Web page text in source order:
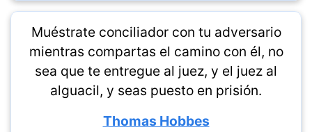
Muéstrate conciliador con tu adversario
mientras compartas el camino con él, no
sea que te entregue al juez, y el juez al
alguacil, y seas puesto en prisión.
Thomas Hobbes